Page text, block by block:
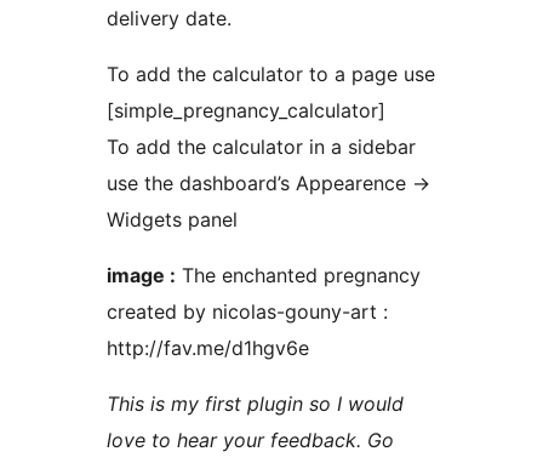
delivery date.
To add the calculator to a page use
[simple_pregnancy_calculator]
To add the calculator in a sidebar
use the dashboard’s Appearence ->
Widgets panel
image : The enchanted pregnancy
created by nicolas-gouny-art :
http://fav.me/d1hgv6e
This is my first plugin so I would
love to hear your feedback. Go